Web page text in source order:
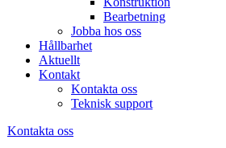
Bearbetning
Jobba hos oss
Hållbarhet
Aktuellt
Kontakt
Kontakta oss
Teknisk support
Kontakta oss